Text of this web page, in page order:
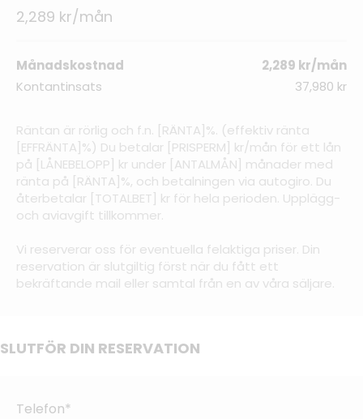
2,289 kr/mån
Månadskostnad
2,289 kr/mån
Kontantinsats
37,980 kr
Räntan är rörlig och f.n. [RÄNTA]%. (effektiv ränta
[EFFRÄNTA]%) Du betalar [PRISPERM] kr/mån för ett lån
på [LÅNEBELOPP] kr under [ANTALMÅN] månader med
ränta på [RÄNTA]%, och betalningen via autogiro. Du
återbetalar [TOTALBET] kr för hela perioden. Upplägg-
och aviavgift tillkommer.
Vi reserverar oss för eventuella felaktiga priser. Din
reservation är slutgiltig först när du fått ett
bekräftande mail eller samtal från en av våra säljare.
SLUTFÖR DIN RESERVATION
Telefon*